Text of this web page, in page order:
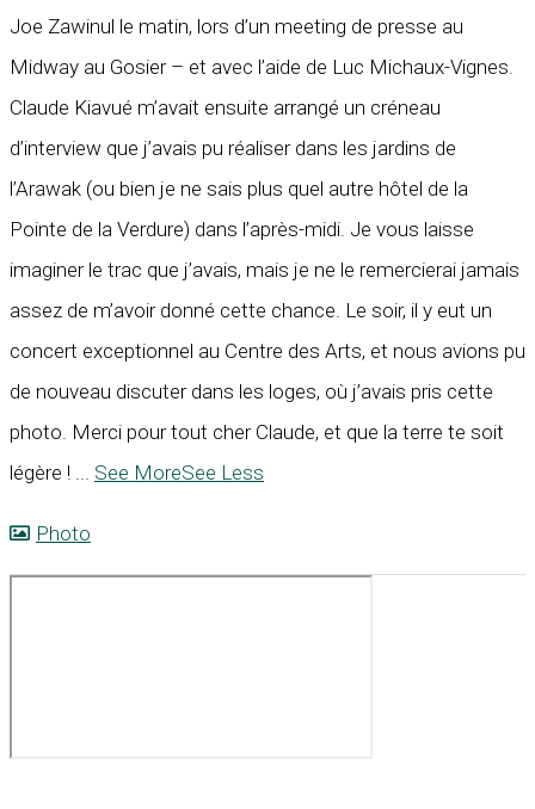
Joe Zawinul le matin, lors d’un meeting de presse au
Midway au Gosier – et avec l’aide de Luc Michaux-Vignes.
Claude Kiavué m’avait ensuite arrangé un créneau
d’interview que j’avais pu réaliser dans les jardins de
l’Arawak (ou bien je ne sais plus quel autre hôtel de la
Pointe de la Verdure) dans l’après-midi. Je vous laisse
imaginer le trac que j’avais, mais je ne le remercierai jamais
assez de m’avoir donné cette chance. Le soir, il y eut un
concert exceptionnel au Centre des Arts, et nous avions pu
de nouveau discuter dans les loges, où j’avais pris cette
photo. Merci pour tout cher Claude, et que la terre te soit
légère ! ... See MoreSee Less
Photo